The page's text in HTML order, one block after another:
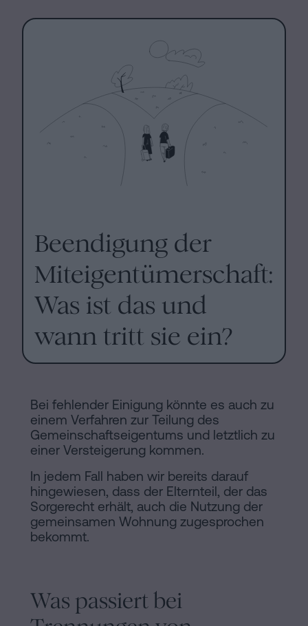
Beendigung der
Miteigentümerschaft:
Was ist das und
wann tritt sie ein?
Bei fehlender Einigung könnte es auch zu
einem Verfahren zur Teilung des
Gemeinschaftseigentums und letztlich zu
einer Versteigerung kommen.
In jedem Fall haben wir bereits darauf
hingewiesen, dass der Elternteil, der das
Sorgerecht erhält, auch die Nutzung der
gemeinsamen Wohnung zugesprochen
bekommt.
Was passiert bei